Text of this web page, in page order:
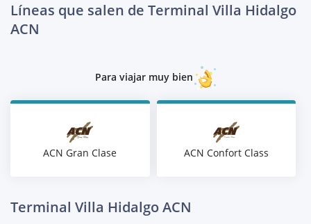
Líneas que salen de Terminal Villa Hidalgo
ACN
Para viajar muy bien
ACN Gran Clase ACN Confort Class
Terminal Villa Hidalgo ACN